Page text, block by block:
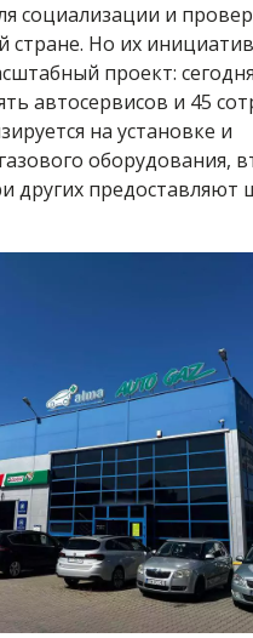
социализации и
стране. Но их
проект:
автосервисов и 45
на установке и
оборудования,
других предоставляют